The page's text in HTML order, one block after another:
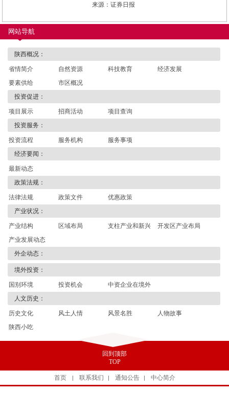
来源：证券日报
网站导航
陕西概况：
省情简介 自然资源 科技教育
经济发展
要素供给
市区概况
投资促进：
项目展示 招商活动
项目查询
投资服务：
投资流程 服务机构
服务事项
经济要闻：
最新动态
政策法规：
法律法规 政策文件
优惠政策
产业状况：
产业结构 区域布局
支柱产业和新兴
开发区产业布局
产业发展动态
外企动态：
境外投资：
国别环境 投资机会
中资企业在境外
人文历史：
历史文化 风土人情 风景名胜
人物故事
陕西小吃
回到顶部
TOP
首页 | 联系我们 | 通知公告 | 中心简介